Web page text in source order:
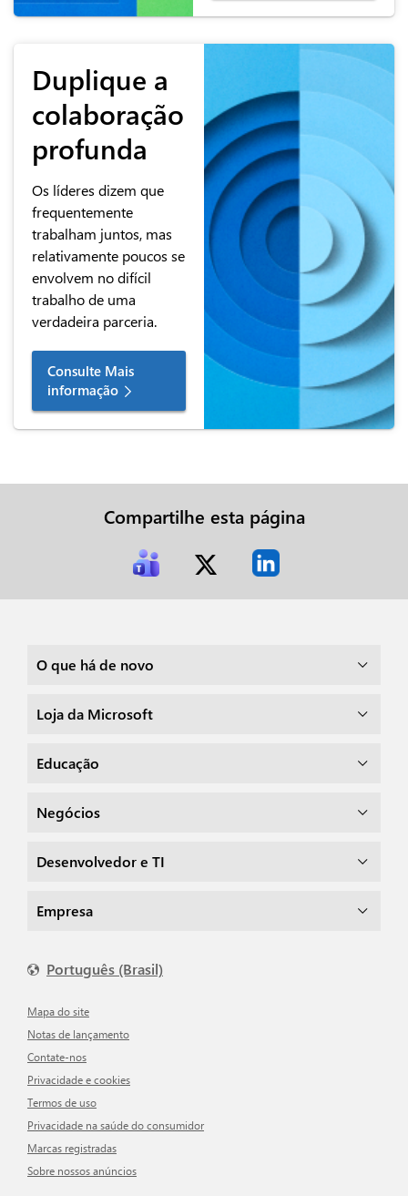
Duplique a
colaboração
profunda
Os líderes dizem que
frequentemente
trabalham juntos, mas
relativamente poucos se
envolvem no difícil
trabalho de uma
verdadeira parceria.
Consulte Mais
informação
Compartilhe esta página
O que há de novo
Loja da Microsoft
Educação
Negócios
Desenvolvedor e TI
Empresa
Português (Brasil)
Mapa do site
Notas de lançamento
Contate-nos
Privacidade e cookies
Termos de uso
Privacidade na saúde do consumidor
Marcas registradas
Sobre nossos anúncios